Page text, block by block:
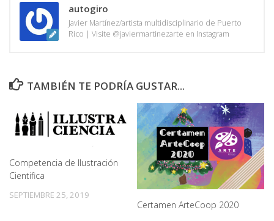
autogiro
Javier Martínez/artista multidisciplinario de Puerto
Rico | Visite @javiermartinezarte en Instagram
TAMBIÉN TE PODRÍA GUSTAR...
Competencia de Ilustración
Cientifica
SEPTIEMBRE 25, 2019
Certamen ArteCoop 2020